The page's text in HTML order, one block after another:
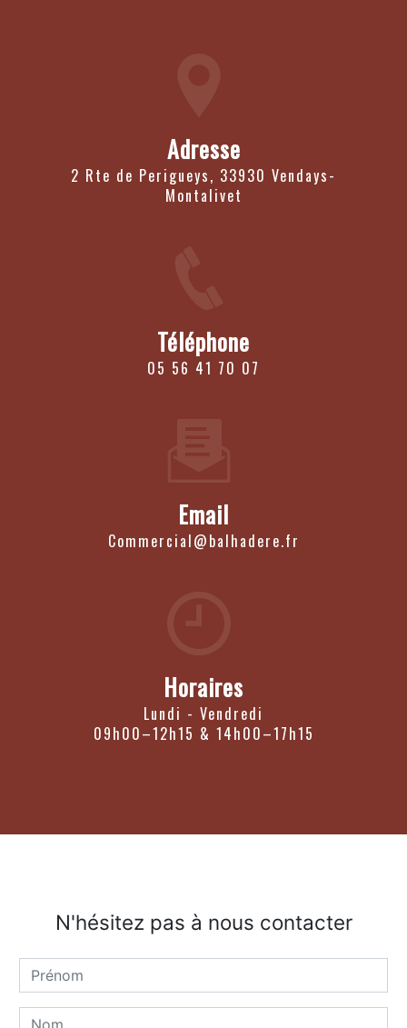
Adresse
2 Rte de Perigueys, 33930 Vendays-
Montalivet
Téléphone
05 56 41 70 07
Email
commercial@balhadere.fr
Horaires
Lundi - Vendredi
09h00–12h15 & 14h00–17h15
N'hésitez pas à nous contacter